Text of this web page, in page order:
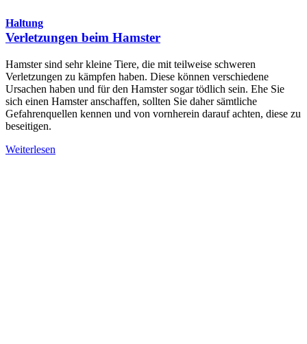
Haltung
Verletzungen beim Hamster
Hamster sind sehr kleine Tiere, die mit teilweise schweren
Verletzungen zu kämpfen haben. Diese können verschiedene
Ursachen haben und für den Hamster sogar tödlich sein. Ehe Sie
sich einen Hamster anschaffen, sollten Sie daher sämtliche
Gefahrenquellen kennen und von vornherein darauf achten, diese zu
beseitigen.
Weiterlesen